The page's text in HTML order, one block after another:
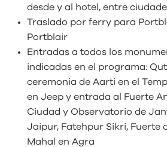
desde y al hotel, entre
Traslado por ferry para
Portblair
Entradas a todos los
indicadas en el programa:
ceremonia de Aarti en el
en Jeep y entrada al Fuerte
Ciudad y Observatorio de
Jaipur, Fatehpur Sikri, Fuerte
Mahal en Agra